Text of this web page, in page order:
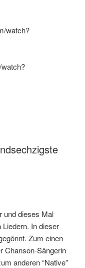
watch?
und dieses Mal
In dieser
Zum einen
Chanson-Sängerin
anderen “Native”